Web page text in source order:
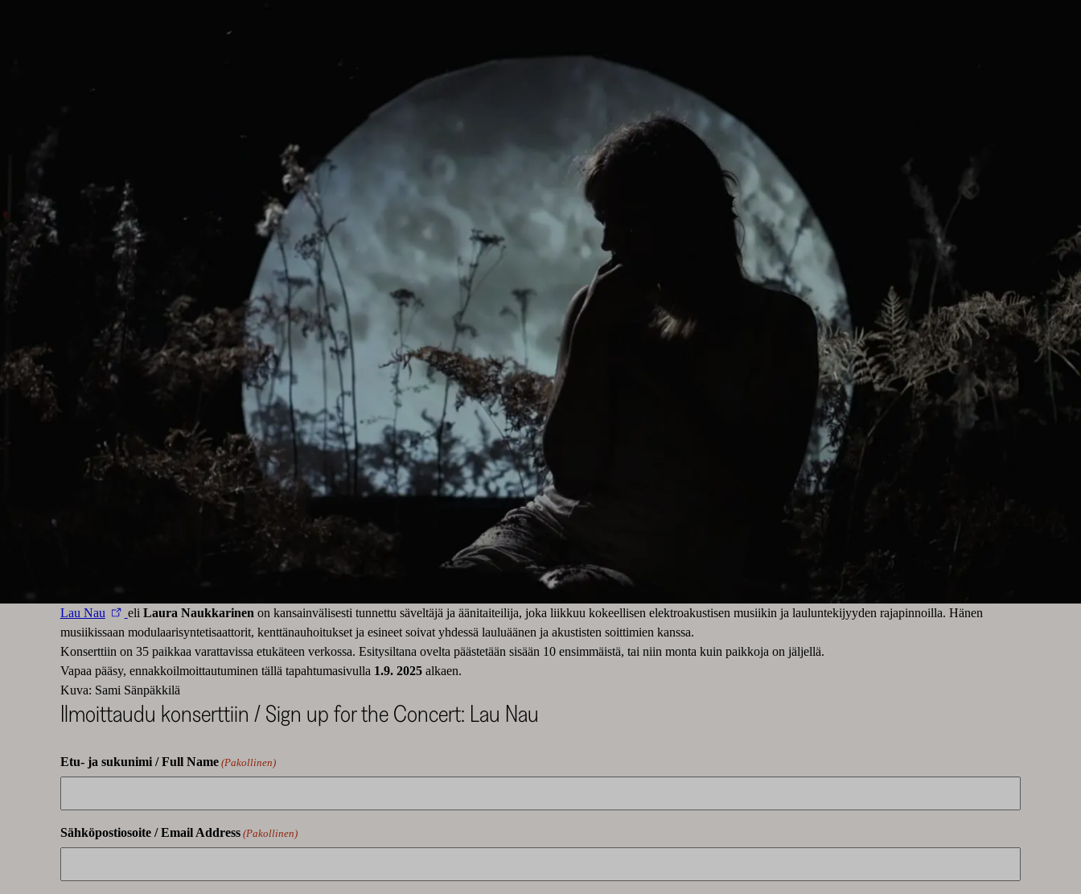
Lau Nau eli Laura Naukkarinen on kansainvälisesti tunnettu säveltäjä ja äänitaiteilija, joka liikkuu kokeellisen elektroakustisen musiikin ja lauluntekijyyden rajapinnoilla. Hänen
musiikissaan modulaarisyntetisaattorit, kenttänauhoitukset ja esineet soivat yhdessä lauluäänen ja akustisten soittimien kanssa.
Konserttiin on 35 paikkaa varattavissa etukäteen verkossa. Esitysiltana ovelta päästetään sisään 10 ensimmäistä, tai niin monta kuin paikkoja on jäljellä.
Vapaa pääsy, ennakkoilmoittautuminen tällä tapahtumasivulla 1.9. 2025 alkaen.
Kuva: Sami Sänpäkkilä
Ilmoittaudu konserttiin / Sign up for the Concert: Lau Nau
Etu- ja sukunimi / Full Name (Pakollinen)
Sähköpostiosoite / Email Address (Pakollinen)